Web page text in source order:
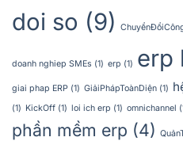
doi so (9)
doanh nghiep SMEs (1) erp (1) erp
giai phap ERP (1) GiảiPhápToànDiện (1)
(1) KickOff (1) loi ich erp (1) omnichannel
phần mềm erp (4)